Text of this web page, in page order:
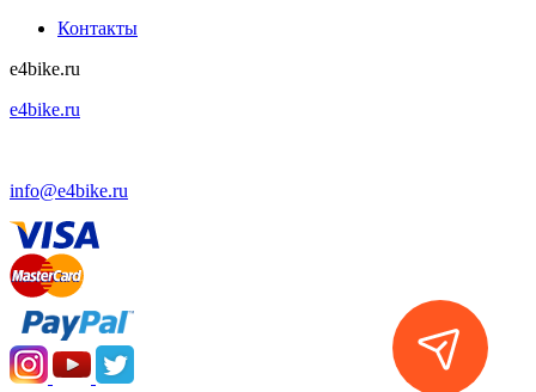
Контакты
e4bike.ru
e4bike.ru
info@e4bike.ru